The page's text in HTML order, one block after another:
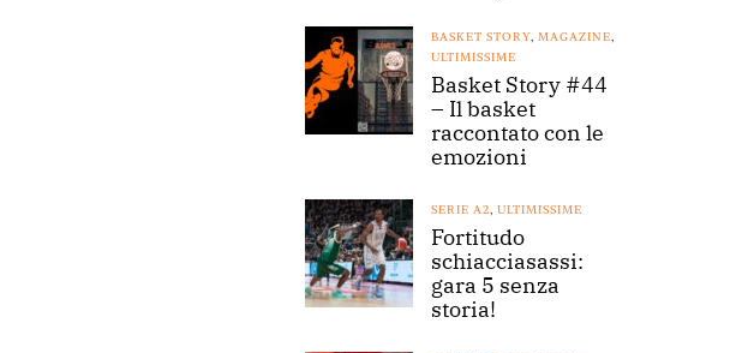
BASKET STORY, MAGAZINE,
ULTIMISSIME
Basket Story #44
– Il basket
raccontato con le
emozioni
SERIE A2, ULTIMISSIME
Fortitudo
schiacciasassi:
gara 5 senza
storia!